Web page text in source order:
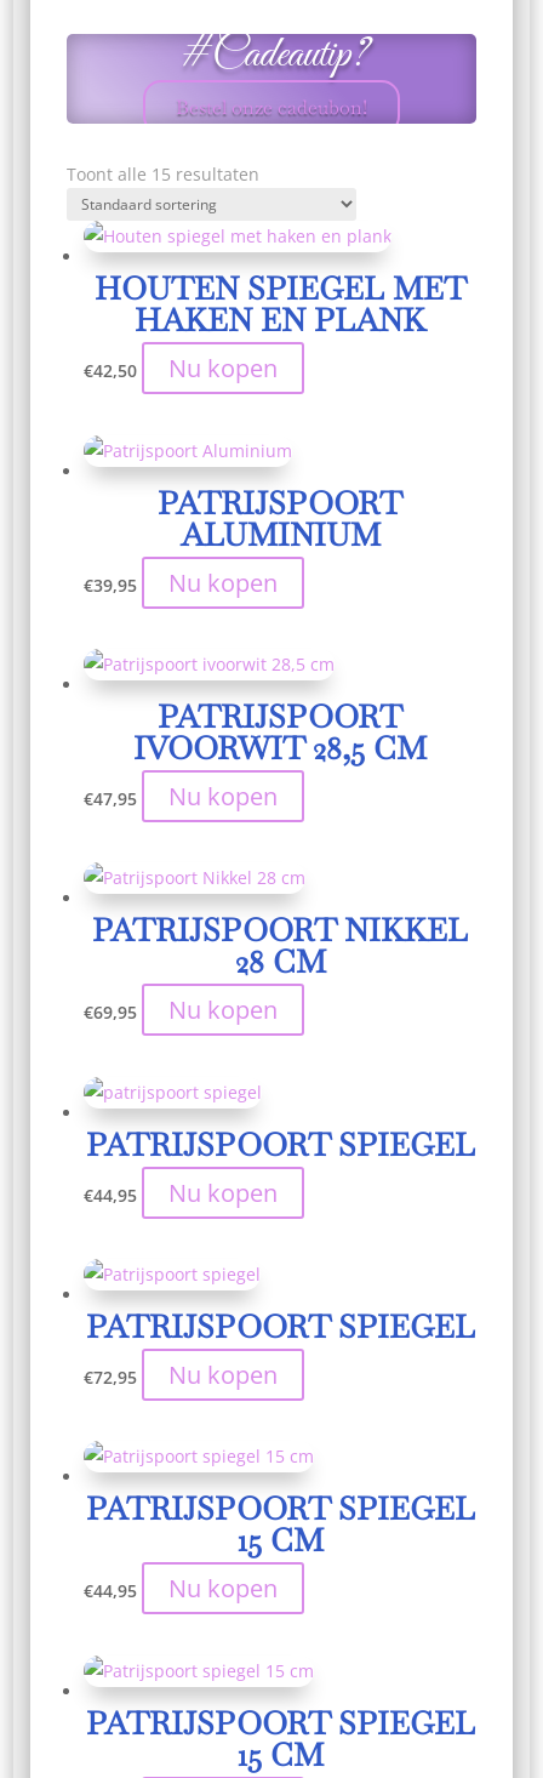
#Cadeautip?
Bestel onze cadeubon!
Toont alle 15 resultaten
HOUTEN SPIEGEL MET
HAKEN EN PLANK
€42,50 Nu kopen
PATRIJSPOORT
ALUMINIUM
€39,95 Nu kopen
PATRIJSPOORT
IVOORWIT 28,5 CM
€47,95 Nu kopen
PATRIJSPOORT NIKKEL
28 CM
€69,95 Nu kopen
PATRIJSPOORT SPIEGEL
€44,95 Nu kopen
PATRIJSPOORT SPIEGEL
€72,95 Nu kopen
PATRIJSPOORT SPIEGEL
15 CM
€44,95 Nu kopen
PATRIJSPOORT SPIEGEL
15 CM